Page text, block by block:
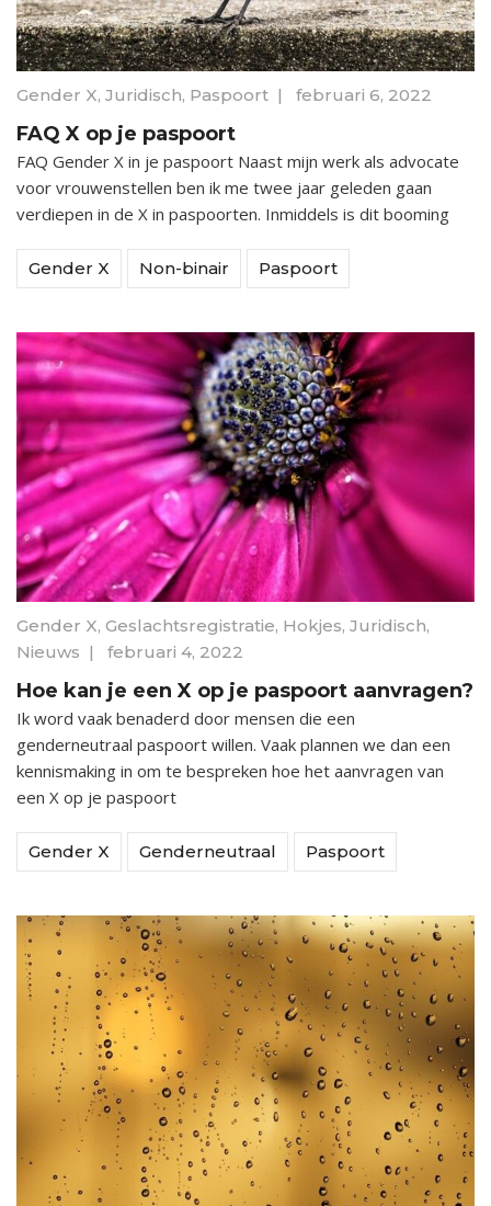
Gender X, Juridisch, Paspoort | februari 6, 2022
FAQ X op je paspoort
FAQ Gender X in je paspoort Naast mijn werk als advocate
voor vrouwenstellen ben ik me twee jaar geleden gaan
verdiepen in de X in paspoorten. Inmiddels is dit booming
Gender X Non-binair Paspoort
Gender X, Geslachtsregistratie, Hokjes, Juridisch,
Nieuws | februari 4, 2022
Hoe kan je een X op je paspoort aanvragen?
Ik word vaak benaderd door mensen die een
genderneutraal paspoort willen. Vaak plannen we dan een
kennismaking in om te bespreken hoe het aanvragen van
een X op je paspoort
Gender X Genderneutraal Paspoort